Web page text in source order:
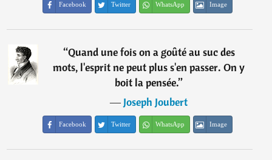
Facebook Twitter WhatsApp Image
“Quand une fois on a goûté au suc des
mots, l'esprit ne peut plus s'en passer. On y
boit la pensée.”
―Joseph Joubert
Facebook Twitter WhatsApp Image